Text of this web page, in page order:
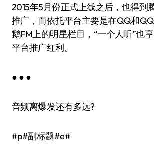
2015年5月份正式上线之后，也得到
推广，而依托平台主要是在QQ和
鹅FM上的明星栏目，“一个人听”也
平台推广红利。
● ● ●
音频离爆发还有多远?
#p#副标题#e#